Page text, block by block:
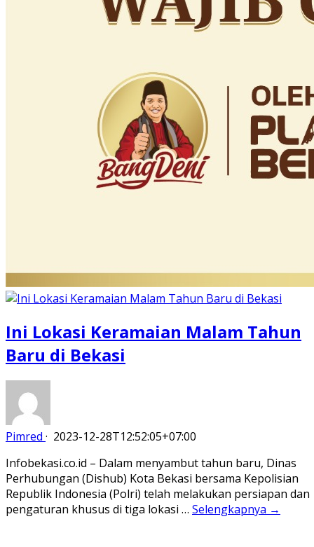
Ini Lokasi Keramaian Malam Tahun
Baru di Bekasi
Pimred · 2023-12-28T12:52:05+07:00
Infobekasi.co.id – Dalam menyambut tahun baru, Dinas
Perhubungan (Dishub) Kota Bekasi bersama Kepolisian
Republik Indonesia (Polri) telah melakukan persiapan dan
pengaturan khusus di tiga lokasi … Selengkapnya →